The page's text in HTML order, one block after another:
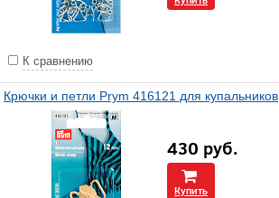
К сравнению
Крючки и петли Prym 416121 для купальников
430 руб.
Купить